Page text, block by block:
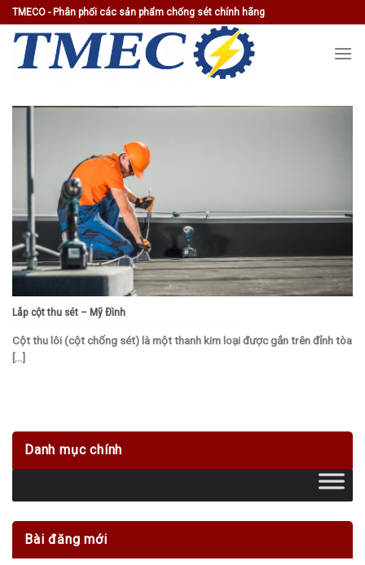
Skip
to
content
TMECO - Phân phối các sản phẩm chống sét chính hãng
Lắp cột thu sét – Mỹ Đình
Cột thu lôi (cột chống sét) là một thanh kim loại được gắn trên đỉnh tòa
[...]
Danh mục chính
Bài đăng mới